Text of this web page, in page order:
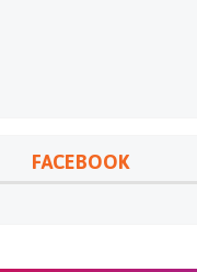
FACEBOOK